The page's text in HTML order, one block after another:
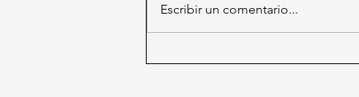
Escribir un comentario...